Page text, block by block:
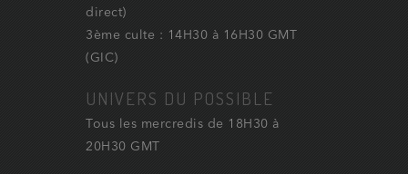
direct)
3ème culte : 14H30 à 16H30 GMT
(GIC)
UNIVERS DU POSSIBLE
Tous les mercredis de 18H30 à
20H30 GMT